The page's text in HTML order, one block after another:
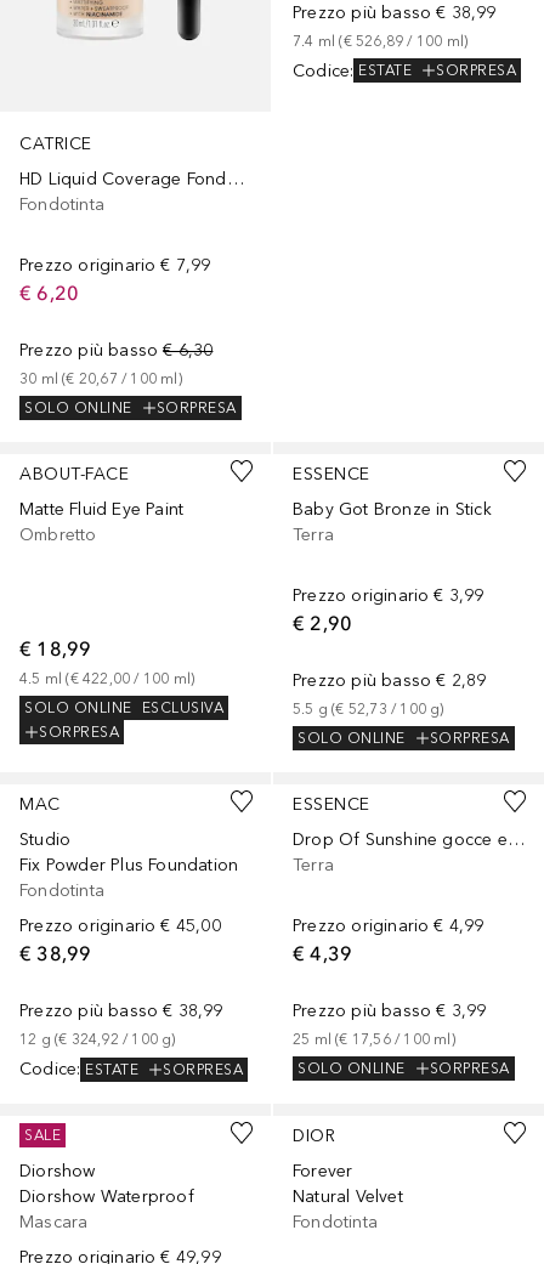
CATRICE
HD Liquid Coverage Fondotinta Viso
Fondotinta
Prezzo originario € 7,99
€ 6,20
Prezzo più basso € 6,30
30 ml (€ 20,67 / 100 ml )
SOLO ONLINE
SORPRESA
Prezzo più basso € 38,99
7.4 ml (€ 526,89 / 100 ml)
Codice: ESTATE SORPRESA
ABOUT-FACE
Matte Fluid Eye Paint
Ombretto
€ 18,99
4.5 ml (€ 422,00 / 100 ml)
SOLO ONLINE
ESCLUSIVA
SORPRESA
+14
ESSENCE
Baby Got Bronze in Stick
Terra
Prezzo originario € 3,99
€ 2,90
Prezzo più basso € 2,89
5.5 g (€ 52,73 / 100 g)
SOLO ONLINE
SORPRESA
MAC
Studio
Fix Powder Plus Foundation
Fondotinta
Prezzo originario € 45,00
€ 38,99
Prezzo più basso € 38,99
12 g (€ 324,92 / 100 g)
Codice: ESTATE SORPRESA
+66
ESSENCE
Drop Of Sunshine gocce effetto abbronzatura
Terra
Prezzo originario € 4,99
€ 4,39
Prezzo più basso € 3,99
25 ml (€ 17,56 / 100 ml )
SOLO ONLINE
SORPRESA
DIOR
Diorshow
Diorshow Waterproof
Mascara
Prezzo originario € 49,99
SALE
DIOR
Forever
Natural Velvet
Fondotinta
+5